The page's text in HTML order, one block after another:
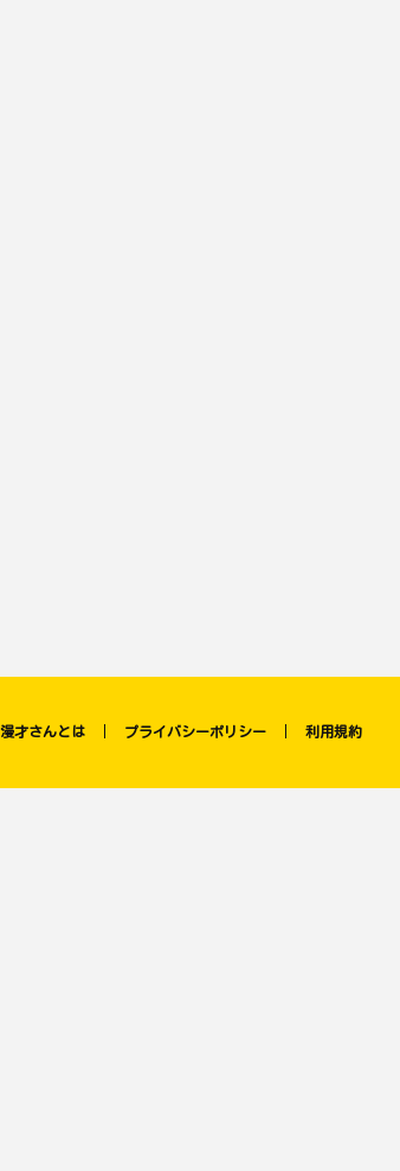
漫才さんとは プライバシーポリシー 利用規約